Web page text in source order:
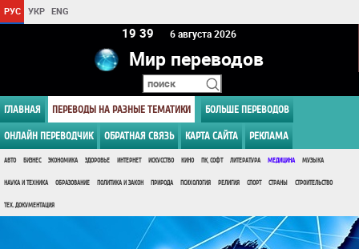
РУС УКР ENG
19:39 6 августа 2026
Мир переводов
ГЛАВНАЯ ПЕРЕВОДЫ НА РАЗНЫЕ ТЕМАТИКИ БОЛЬШЕ ПЕРЕВОДОВ
ОНЛАЙН ПЕРЕВОДЧИК ОБРАТНАЯ СВЯЗЬ КАРТА САЙТА РЕКЛАМА
АВТО БИЗНЕС ЭКОНОМИКА ЗДОРОВЬЕ ИНТЕРНЕТ ИСКУССТВО КИНО ПК, СОФТ ЛИТЕРАТУРА МЕДИЦИНА МУЗЫКА
НАУКА И ТЕХНИКА ОБРАЗОВАНИЕ ПОЛИТИКА И ЗАКОН ПРИРОДА ПСИХОЛОГИЯ РЕЛИГИЯ СПОРТ СТРАНЫ СТРОИТЕЛЬСТВО
ТЕХ. ДОКУМЕНТАЦИЯ